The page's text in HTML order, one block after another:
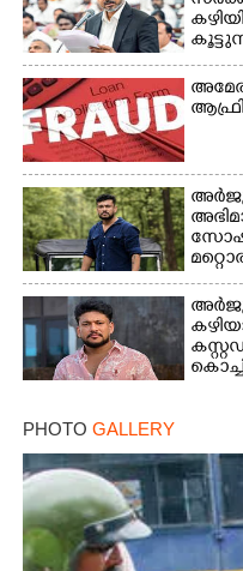
PHOTO GALLERY